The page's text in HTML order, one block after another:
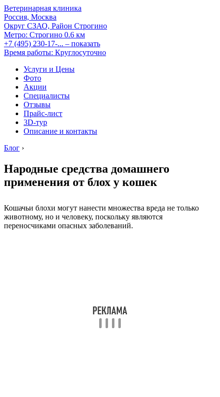
Ветеринарная клиника
Россия, Москва
Округ СЗАО, Район Строгино
Метро: Строгино 0.6 км
+7 (495) 230-17-... – показать
Время работы: Круглосуточно
Услуги и Цены
Фото
Акции
Специалисты
Отзывы
Прайс-лист
3D-тур
Описание и контакты
Блог ›
Народные средства домашнего
применения от блох у кошек
Кошачьи блохи могут нанести множества вреда не только
животному, но и человеку, поскольку являются
переносчиками опасных заболеваний.